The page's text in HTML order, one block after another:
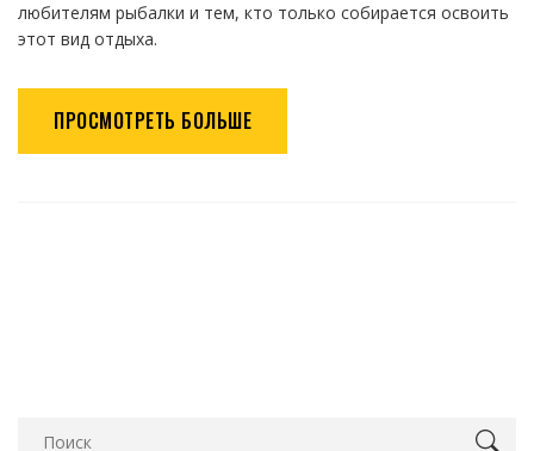
любителям рыбалки и тем, кто только собирается освоить
этот вид отдыха.
ПРОСМОТРЕТЬ БОЛЬШЕ